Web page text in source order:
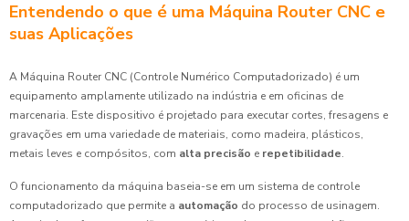
Entendendo o que é uma Máquina Router CNC e
suas Aplicações
A Máquina Router CNC (Controle Numérico Computadorizado) é um
equipamento amplamente utilizado na indústria e em oficinas de
marcenaria. Este dispositivo é projetado para executar cortes, fresagens e
gravações em uma variedade de materiais, como madeira, plásticos,
metais leves e compósitos, com alta precisão e repetibilidade.
O funcionamento da máquina baseia-se em um sistema de controle
computadorizado que permite a automação do processo de usinagem.